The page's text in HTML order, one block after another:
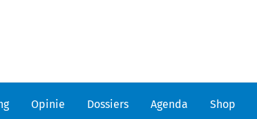
Opinie Dossiers Agenda Shop